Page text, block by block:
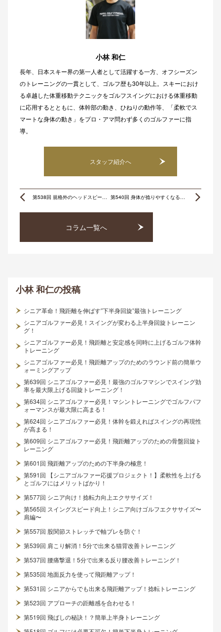
小林 和仁
長年、日本スキー界の第一人者として活躍する一方、オフシーズン
のトレーニングの一貫として、ゴルフ歴も30年以上。スキーにおけ
る卓越した体重移動テクニックをゴルフスイングにおける体重移動
に応用するとともに、体幹部の動き、ひねりの動作等、「柔軟でス
マートな身体の動き」をプロ・アマ問わず多くのゴルファーに指
導。
スタッフ紹介へ
Prev 第538回 規格外のヘッドスピードを生むためにフィジカルを鍛える！ 第540回 身体が捻りやすくなる！回旋力を上げるための10分間トレーニング
コラム一覧へ
小林 和仁の投稿
シニア革命！飛距離を伸ばす”下半身回旋”最強トレーニング
シニアゴルファー必見！スイングが変わる上半身回旋トレーニン
グ！
シニアゴルファー必見！飛距離と安定感を同時に上げるゴルフ体幹
トレーニング
シニアゴルファー必見！飛距離アップのためのラウンド前の簡単ウ
ォーミングアップ
第639回 シニアゴルファー必見！最強のゴルフマシンでスイング効
率を最大限上げる回旋トレーニング！
第634回 シニアゴルファー必見！マシントレーニングでゴルフパフ
ォーマンスが最大限に高まる！
第624回 シニアゴルファー必見！体幹を鍛えればスイングの再現性
が高まる！
第609回 シニアゴルファー必見！飛距離アップのための骨盤回旋ト
レーニング
第601回 飛距離アップのための下半身の極意！
第591回 【シニアゴルファー応援プロジェクト！】柔軟性を上げる
とゴルフにはメリットばかり！
第577回 シニア向け！捻転力向上エクササイズ！
第565回 スイングスピード向上！シニア向けゴルフエクササイズ〜
肩編〜
第557回 股関節ストレッチで軸ブレを防ぐ！
第539回 肩こり解消！5分で出来る猫背改善トレーニング
第537回 腰痛撃退！5分で出来る反り腰改善トレーニング！
第535回 地面反力を使って飛距離アップ！
第531回 シニアからでも出来る飛距離アップ！捻転トレーニング
第523回 アプローチの距離感を合わせる！
第519回 飛ばしの秘訣！？簡単上半身トレーニング